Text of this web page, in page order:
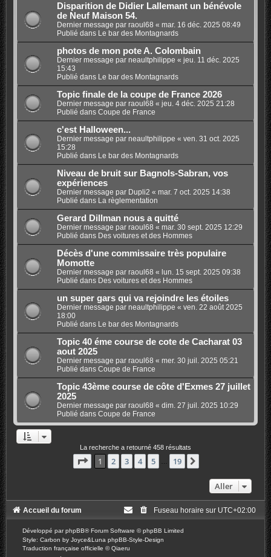
Disparition de Didier Lallemant un bénévole
de Neuf Maison 54.
Dernier message par raoul68 « mar. 16 déc. 2025 08:49
Publié dans Le bar des Montagnards
photos de mon pote A. Colombain
Dernier message par neaultphilippe « jeu. 11 déc. 2025
15:43
Publié dans Le bar des Montagnards
Topic finale de la coupe de France 2026
Dernier message par raoul68 « jeu. 4 déc. 2025 21:28
Publié dans Coupe de France
c'est Halloween...
Dernier message par neaultphilippe « ven. 31 oct. 2025
15:28
Publié dans Le bar des Montagnards
Niveau de bruit sur Bagnols-Sabran, vos
expériences
Dernier message par Dupli2 « mar. 7 oct. 2025 14:38
Publié dans La règlementation
Gerard Dillman nous a quitté
Dernier message par raoul68 « mar. 30 sept. 2025 12:29
Publié dans Des voitures et des Hommes
Décès d'une commissaire très populaire
Momotte
Dernier message par raoul68 « lun. 15 sept. 2025 09:38
Publié dans Des voitures et des Hommes
un super gars qui va rejoindre les étoiles
Dernier message par neaultphilippe « ven. 22 août 2025
18:00
Publié dans Le bar des Montagnards
Topic 40 éme course de cote de Cacharat 03
aout 2025
Dernier message par raoul68 « mer. 30 juil. 2025 05:21
Publié dans Coupe de France
Topic 43ème course de côte d'Exmes 27 juillet
2025
Dernier message par raoul68 « dim. 27 juil. 2025 10:29
Publié dans Coupe de France
La recherche a retourné 458 résultats
Page 1sur19
1 2 3 4 5 19
Aller
Accueil du forum Fuseau horaire sur UTC+02:00
Développé parphpBB® Forum Software © phpBB Limited
Style: Carbon by Joyce&Luna phpBB-Style-Design
Traduction française officielle ©Qiaeru